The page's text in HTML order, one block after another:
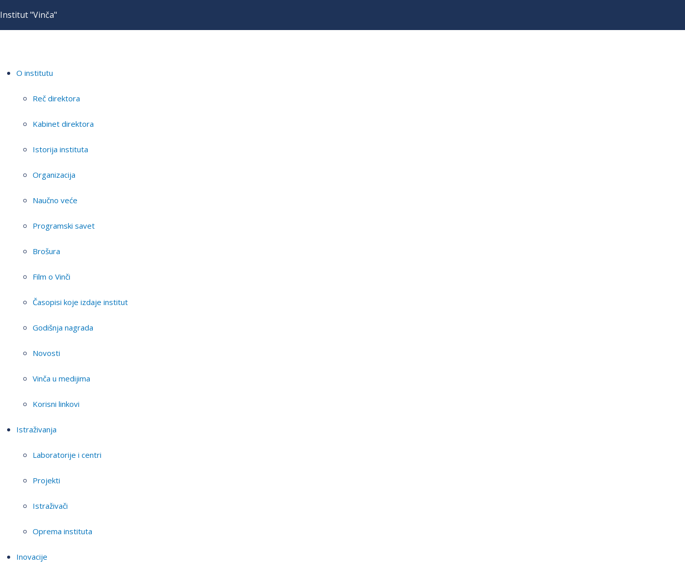
Institut "Vinča"
O institutu
Reč direktora
Kabinet direktora
Istorija instituta
Organizacija
Naučno veće
Programski savet
Brošura
Film o Vinči
Časopisi koje izdaje institut
Godišnja nagrada
Novosti
Vinča u medijima
Korisni linkovi
Istraživanja
Laboratorije i centri
Projekti
Istraživači
Oprema instituta
Inovacije